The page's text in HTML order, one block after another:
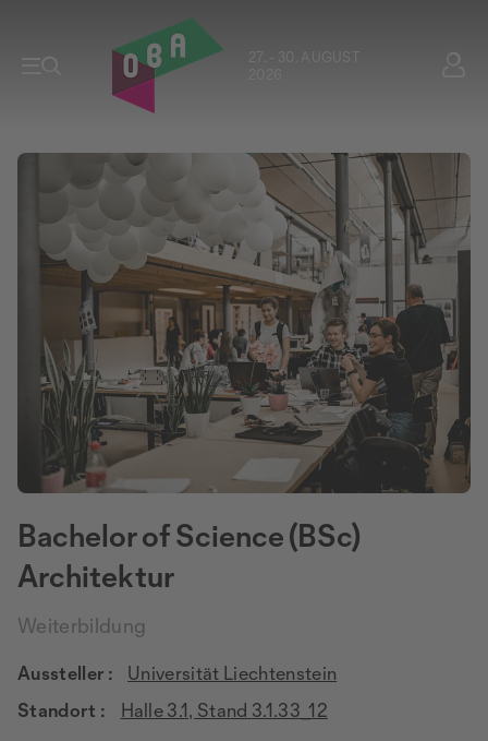
27. - 30. AUGUST
Bachelor of Science (BSc)
Architektur
Weiterbildung
Aussteller :
Universität Liechtenstein
Standort :
Halle 3.1, Stand 3.1.33_12